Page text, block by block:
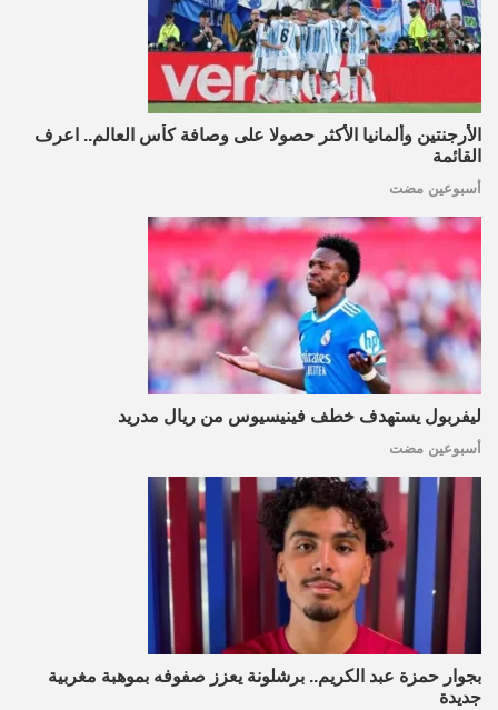
الأرجنتين وألمانيا الأكثر حصولا على وصافة كأس العالم.. اعرف
القائمة
أسبوعين مضت
ليفربول يستهدف خطف فينيسيوس من ريال مدريد
أسبوعين مضت
بجوار حمزة عبد الكريم.. برشلونة يعزز صفوفه بموهبة مغربية
جديدة